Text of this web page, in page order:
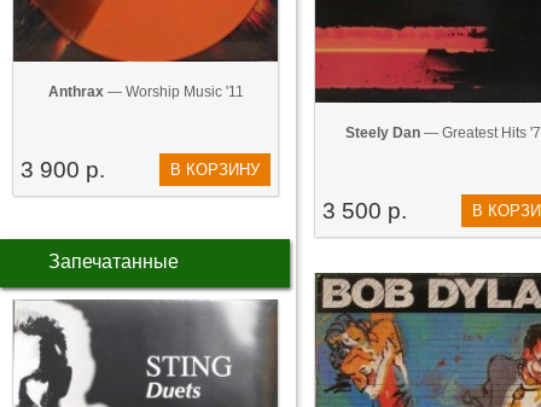
Anthrax— Worship Music '11
3 900 р. В КОРЗИНУ
Запечатанные
Steely Dan — Greatest Hits
3 500 р. В